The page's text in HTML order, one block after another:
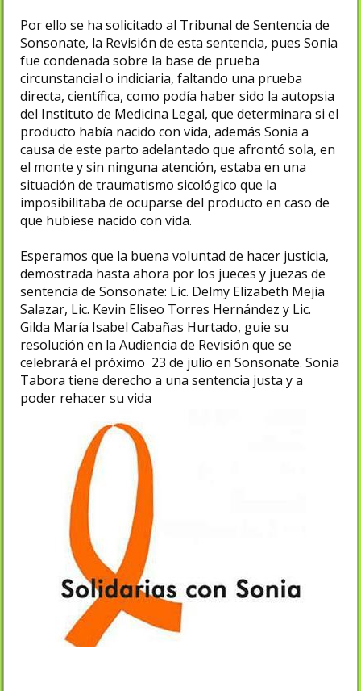
Por ello se ha solicitado al Tribunal de Sentencia de
Sonsonate, la Revisión de esta sentencia, pues Sonia
fue condenada sobre la base de prueba
circunstancial o indiciaria, faltando una prueba
directa, científica, como podía haber sido la autopsia
del Instituto de Medicina Legal, que determinara si el
producto había nacido con vida, además Sonia a
causa de este parto adelantado que afrontó sola, en
el monte y sin ninguna atención, estaba en una
situación de traumatismo sicológico que la
imposibilitaba de ocuparse del producto en caso de
que hubiese nacido con vida.
Esperamos que la buena voluntad de hacer justicia,
demostrada hasta ahora por los jueces y juezas de
sentencia de Sonsonate: Lic. Delmy Elizabeth Mejia
Salazar, Lic. Kevin Eliseo Torres Hernández y Lic.
Gilda María Isabel Cabañas Hurtado, guie su
resolución en la Audiencia de Revisión que se
celebrará el próximo 23 de julio en Sonsonate. Sonia
Tabora tiene derecho a una sentencia justa y a
poder rehacer su vida